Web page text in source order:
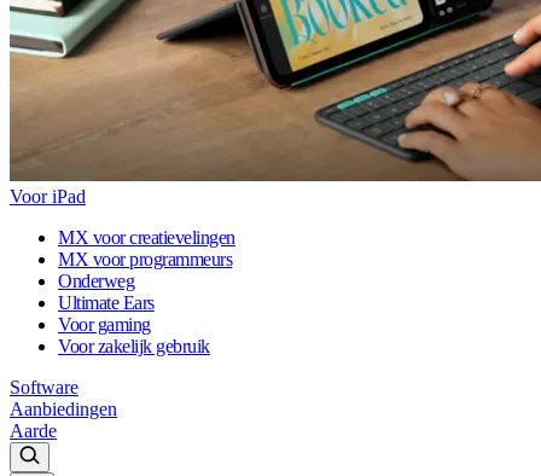
Voor iPad
MX voor creatievelingen
MX voor programmeurs
Onderweg
Ultimate Ears
Voor gaming
Voor zakelijk gebruik
Software
Aanbiedingen
Aarde